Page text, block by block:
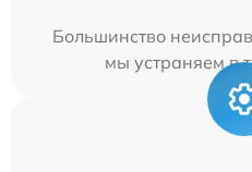
Большинство
мы устраняем в